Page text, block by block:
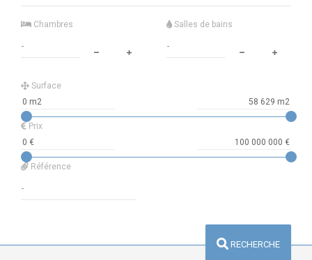
Chambres Salles de bains
Surface
Prix
Référence
RECHERCHE